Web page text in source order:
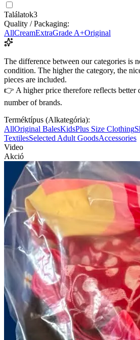
Találatok3
Quality / Packaging:
AllCreamExtraGrade A+Original
The difference between our categories is
condition. The higher the category, the
pieces are included.
👉 A higher price therefore reflects better
number of brands.
Terméktípus (Alkategória):
AllOriginal BalesKidsPlus Size Clothing
TextilesSelected Adult GoodsAccessories
Video
Akció